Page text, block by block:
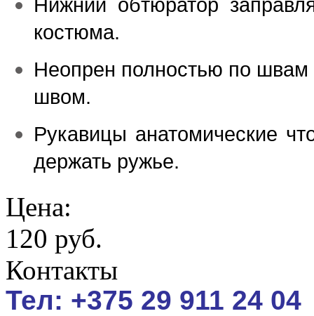
костюма.
Неопрен полностью по
швом.
Рукавицы анатомические
держать ружье.
Цена:
120 руб.
Контакты
Тел: +375 29 911 24 04